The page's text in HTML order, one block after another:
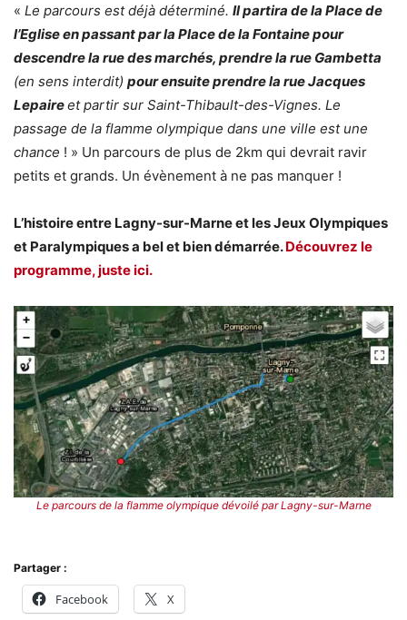
« Le parcours est déjà déterminé. Il partira de la Place de
l’Eglise en passant par la Place de la Fontaine pour
descendre la rue des marchés, prendre la rue Gambetta
(en sens interdit) pour ensuite prendre la rue Jacques
Lepaireet partir sur Saint-Thibault-des-Vignes. Le
passage de la flamme olympique dans une ville est une
chance ! » Un parcours de plus de 2km qui devrait ravir
petits et grands. Un évènement à ne pas manquer !
L’histoire entre Lagny-sur-Marne et les Jeux Olympiques
et Paralympiques a bel et bien démarrée.Découvrez le
programme, juste ici.
Le parcours de la flamme olympique dévoilé par Lagny-sur-Marne
Partager :
Facebook X